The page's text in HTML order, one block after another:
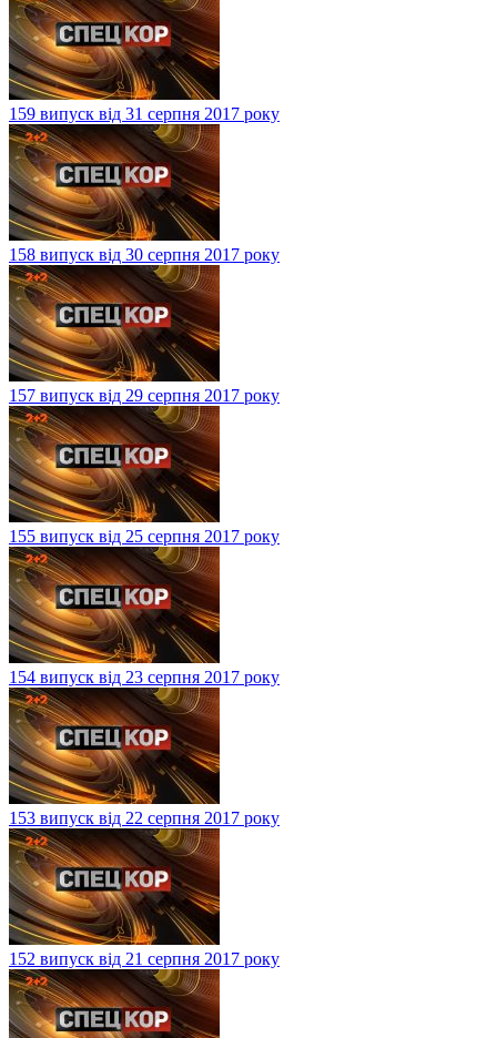
159 випуск від 31 серпня 2017 року
158 випуск від 30 серпня 2017 року
157 випуск від 29 серпня 2017 року
155 випуск від 25 серпня 2017 року
154 випуск від 23 серпня 2017 року
153 випуск від 22 серпня 2017 року
152 випуск від 21 серпня 2017 року